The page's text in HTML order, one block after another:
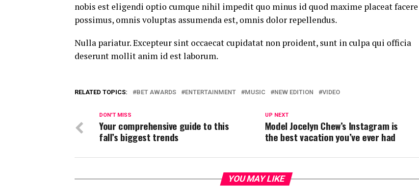
nobis est eligendi optio cumque nihil impedit quo minus id quod maxime placeat facere
possimus, omnis voluptas assumenda est, omnis dolor repellendus.
Nulla pariatur. Excepteur sint occaecat cupidatat non proident, sunt in culpa qui officia
deserunt mollit anim id est laborum.
RELATED TOPICS: BET AWARDS ENTERTAINMENT MUSIC NEW EDITION VIDEO
UP NEXT
Model Jocelyn Chew’s Instagram is
the best vacation you’ve ever had
DON'T MISS
Your comprehensive guide to this
fall’s biggest trends
YOU MAY LIKE